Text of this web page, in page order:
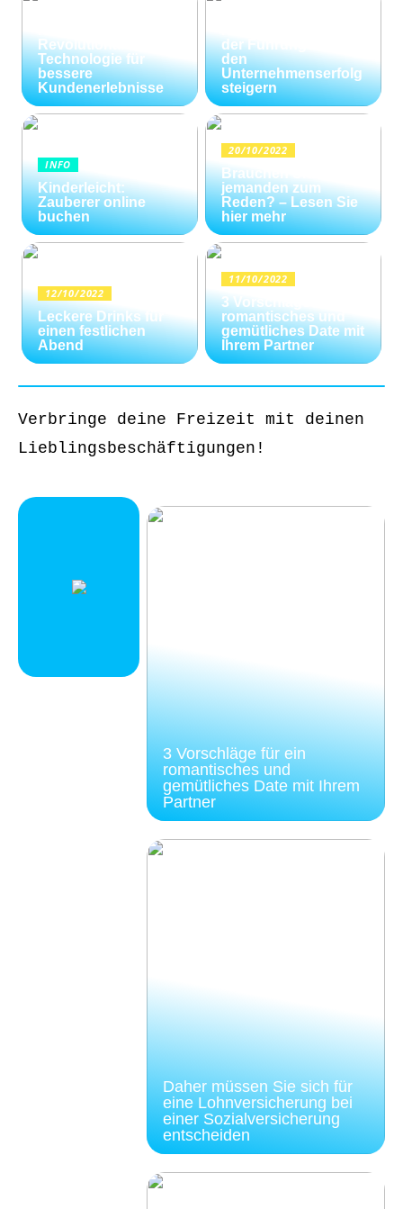
Revolutionäre
Technologie für
bessere
Kundenerlebnisse
der Führungskräfte
den
Unternehmenserfolg
steigern
INFO
Kinderleicht:
Zauberer online
buchen
20/10/2022
Brauchen Sie
jemanden zum
Reden? – Lesen Sie
hier mehr
12/10/2022
Leckere Drinks für
einen festlichen
Abend
11/10/2022
3 Vorschläge für ein
romantisches und
gemütliches Date mit
Ihrem Partner
Verbringe deine Freizeit mit deinen
Lieblingsbeschäftigungen!
3 Vorschläge für ein
romantisches und
gemütliches Date mit Ihrem
Partner
Daher müssen Sie sich für
eine Lohnversicherung bei
einer Sozialversicherung
entscheiden